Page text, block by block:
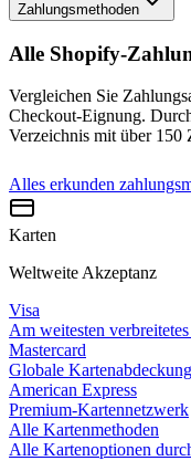
Zahlungsmethoden
Alle Shopify-
Vergleichen Sie
Checkout-Eignung.
Verzeichnis mit über 150
Alles erkunden
Karten
Weltweite Akzeptanz
Visa
Am weitesten
Mastercard
Globale Kartenabdeckung
American Express
Premium-Kartennetzwerk
Alle Kartenmethoden
Alle Kartenoptionen